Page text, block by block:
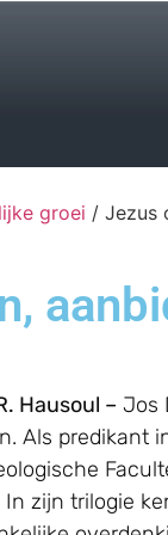
groei / Jezus
Hausoul – Jos
Als predikant
In zijn trilogie